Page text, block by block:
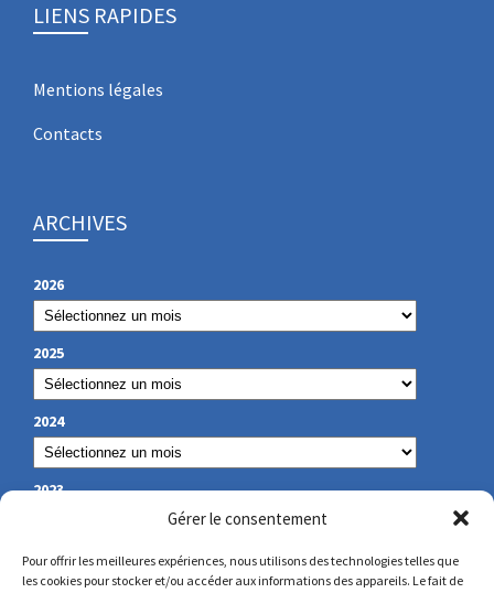
Gérer le consentement
Pour offrir les meilleures expériences, nous utilisons des technologies telles que
les cookies pour stocker et/ou accéder aux informations des appareils. Le fait de
LIENS RAPIDES
Mentions légales
Contacts
ARCHIVES
2026
2025
2024
2023